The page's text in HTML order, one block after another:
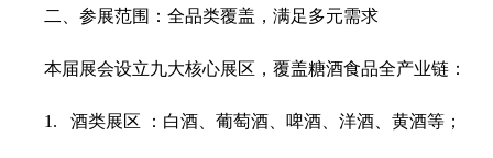
二、参展范围：全品类覆盖，满足多元需求
本届展会设立九大核心展区，覆盖糖酒食品全产业链：
1. 酒类展区 ：白酒、葡萄酒、啤酒、洋酒、黄酒等；